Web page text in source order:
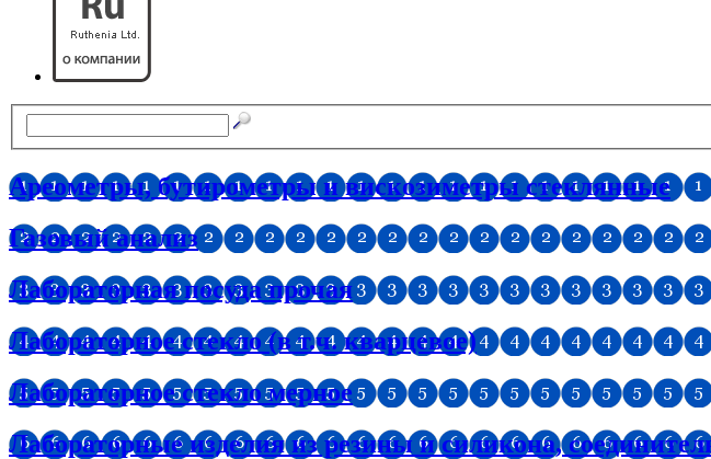
Ареометры, бутирометры и вискозиметры стеклянные
Газовый анализ
Лабораторная посуда прочая
Лабораторное стекло (в т.ч. кварцевое)
Лабораторное стекло мерное
Лабораторные изделия из резины и силикона,